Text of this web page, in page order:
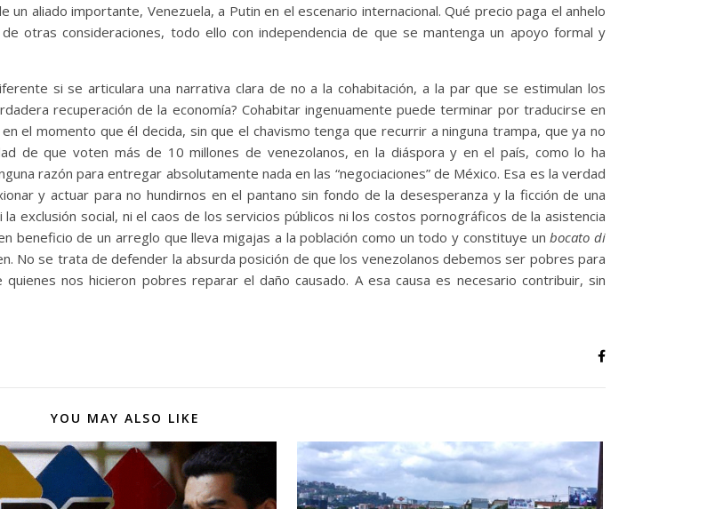
aliado importante, Venezuela, a Putin en el escenario internacional. Qué precio paga el anhelo
otras consideraciones, todo ello con independencia de que se mantenga un apoyo formal y
si se articulara una narrativa clara de no a la cohabitación, a la par que se estimulan los
recuperación de la economía? Cohabitar ingenuamente puede terminar por traducirse en
el momento que él decida, sin que el chavismo tenga que recurrir a ninguna trampa, que ya no
de que voten más de 10 millones de venezolanos, en la diáspora y en el país, como lo ha
razón para entregar absolutamente nada en las “negociaciones” de México. Esa es la verdad
y actuar para no hundirnos en el pantano sin fondo de la desesperanza y la ficción de una
exclusión social, ni el caos de los servicios públicos ni los costos pornográficos de la asistencia
beneficio de un arreglo que lleva migajas a la población como un todo y constituye unbocato di
No se trata de defender la absurda posición de que los venezolanos debemos ser pobres para
nos hicieron pobres reparar el daño causado. A esa causa es necesario contribuir, sin
YOU MAY ALSO LIKE